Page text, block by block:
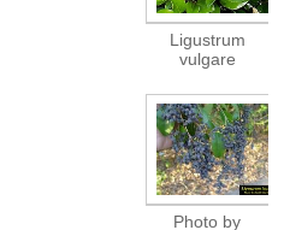
Ligustrum
vulgare
Photo by